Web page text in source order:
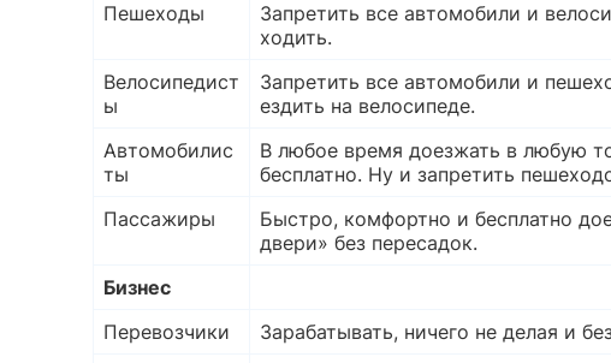
Пешеходы
Запретить все автомобили и
ходить.
Велосипедист
ы
Запретить все автомобили и
ездить на велосипеде.
Автомобилис
ты
В любое время доезжать в любую
бесплатно. Ну и запретить
Пассажиры
Быстро, комфортно и бесплатно
двери» без пересадок.
Бизнес
Перевозчики
Зарабатывать, ничего не делая и